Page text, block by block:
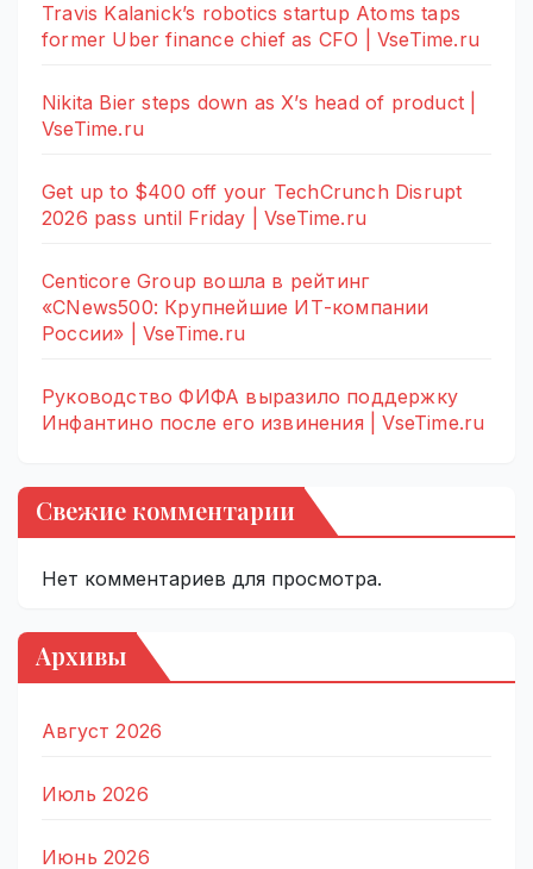
Travis Kalanick’s robotics startup Atoms taps
former Uber finance chief as CFO | VseTime.ru
Nikita Bier steps down as X’s head of product |
VseTime.ru
Get up to $400 off your TechCrunch Disrupt
2026 pass until Friday | VseTime.ru
Centicore Group вошла в рейтинг
«CNews500: Крупнейшие ИТ-компании
России» | VseTime.ru
Руководство ФИФА выразило поддержку
Инфантино после его извинения | VseTime.ru
Свежие комментарии
Нет комментариев для просмотра.
Архивы
Август 2026
Июль 2026
Июнь 2026